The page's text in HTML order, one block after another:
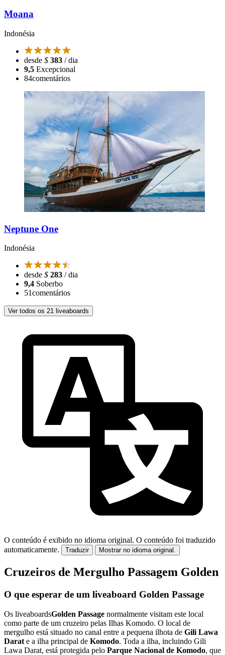
Moana
Indonésia
desde $ 383 / dia
9,5 Excepcional
84comentários
Neptune One
Indonésia
desde $ 283 / dia
9,4 Soberbo
51comentários
Ver todos os 21 liveaboards
O conteúdo é exibido no idioma original. O conteúdo foi traduzido
automaticamente.
Traduzir Mostrar no idioma original.
Cruzeiros de Mergulho Passagem Golden
O que esperar de um liveaboard Golden Passage
Os liveaboardsGolden Passage normalmente visitam este local
como parte de um cruzeiro pelas Ilhas Komodo. O local de
mergulho está situado no canal entre a pequena ilhota de Gili Lawa
Darat e a ilha principal de Komodo. Toda a ilha, incluindo Gili
Lawa Darat, está protegida pelo Parque Nacional de Komodo, que